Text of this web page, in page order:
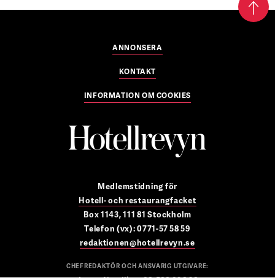
ANNONSERA
KONTAKT
INFORMATION OM COOKIES
Medlemstidning för
Hotell- och restaurangfacket
Box 1143, 111 81 Stockholm
Telefon (vx): 0771-57 58 59
redaktionen@hotellrevyn.se
CHEFREDAKTÖR OCH ANSVARIG UTGIVARE: